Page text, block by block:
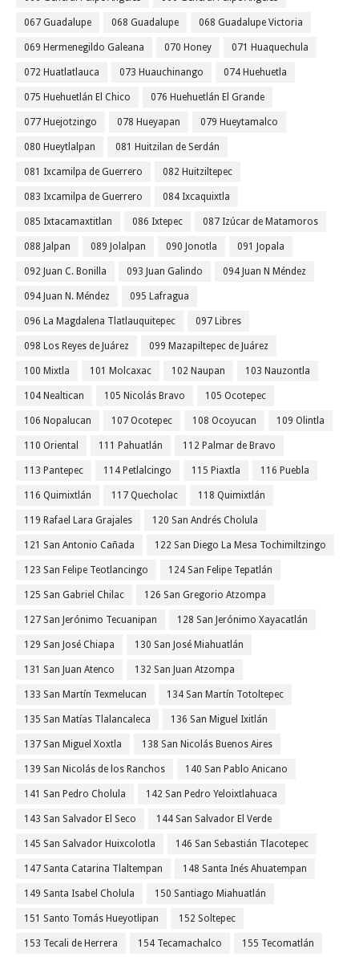
067 Guadalupe 068 Guadalupe 068 Guadalupe Victoria
069 Hermenegildo Galeana 070 Honey 071 Huaquechula
072 Huatlatlauca 073 Huauchinango 074 Huehuetla
075 Huehuetlán El Chico 076 Huehuetlán El Grande
077 Huejotzingo 078 Hueyapan 079 Hueytamalco
080 Hueytlalpan 081 Huitzilan de Serdán
081 Ixcamilpa de Guerrero 082 Huitziltepec
083 Ixcamilpa de Guerrero 084 Ixcaquixtla
085 Ixtacamaxtitlan 086 Ixtepec 087 Izúcar de Matamoros
088 Jalpan 089 Jolalpan 090 Jonotla 091 Jopala
092 Juan C. Bonilla 093 Juan Galindo 094 Juan N Méndez
094 Juan N. Méndez 095 Lafragua
096 La Magdalena Tlatlauquitepec 097 Libres
098 Los Reyes de Juárez 099 Mazapiltepec de Juárez
100 Mixtla 101 Molcaxac 102 Naupan 103 Nauzontla
104 Nealtican 105 Nicolás Bravo 105 Ocotepec
106 Nopalucan 107 Ocotepec 108 Ocoyucan 109 Olintla
110 Oriental 111 Pahuatlán 112 Palmar de Bravo
113 Pantepec 114 Petlalcingo 115 Piaxtla 116 Puebla
116 Quimixtlán 117 Quecholac 118 Quimixtlán
119 Rafael Lara Grajales 120 San Andrés Cholula
121 San Antonio Cañada 122 San Diego La Mesa Tochimiltzingo
123 San Felipe Teotlancingo 124 San Felipe Tepatlán
125 San Gabriel Chilac 126 San Gregorio Atzompa
127 San Jerónimo Tecuanipan 128 San Jerónimo Xayacatlán
129 San José Chiapa 130 San José Miahuatlán
131 San Juan Atenco 132 San Juan Atzompa
133 San Martín Texmelucan 134 San Martín Totoltepec
135 San Matías Tlalancaleca 136 San Miguel Ixitlán
137 San Miguel Xoxtla 138 San Nicolás Buenos Aires
139 San Nicolás de los Ranchos 140 San Pablo Anicano
141 San Pedro Cholula 142 San Pedro Yeloixtlahuaca
143 San Salvador El Seco 144 San Salvador El Verde
145 San Salvador Huixcolotla 146 San Sebastián Tlacotepec
147 Santa Catarina Tlaltempan 148 Santa Inés Ahuatempan
149 Santa Isabel Cholula 150 Santiago Miahuatlán
151 Santo Tomás Hueyotlipan 152 Soltepec
153 Tecali de Herrera 154 Tecamachalco 155 Tecomatlán